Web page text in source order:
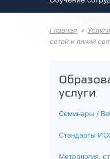
Главная Услуги
сетей и линий
услуги
Семинары /
Стандарты
Метрология,